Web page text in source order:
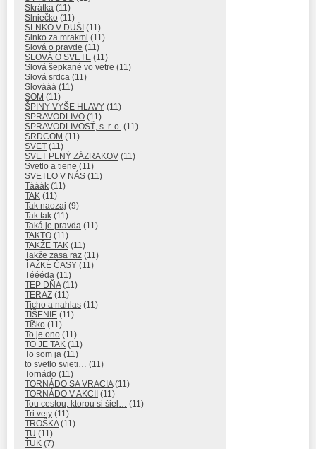
Skrátka (11)
Slniečko (11)
SLNKO V DUŠI (11)
Slnko za mrakmi (11)
Slová o pravde (11)
SLOVÁ O SVETE (11)
Slová šepkané vo vetre (11)
Slová srdca (11)
Slovááá (11)
SOM (11)
ŠPINY VYŠE HLAVY (11)
SPRAVODLIVO (11)
SPRAVODLIVOSŤ, s. r. o. (11)
SRDCOM (11)
SVET (11)
SVET PLNÝ ZÁZRAKOV (11)
Svetlo a tiene (11)
SVETLO V NÁS (11)
Tááák (11)
TAK (11)
Tak naozaj (9)
Tak tak (11)
Taká je pravda (11)
TAKTO (11)
TAKŽE TAK (11)
Takže zasa raz (11)
ŤAŽKÉ ČASY (11)
Téééda (11)
TEP DŇA(11)
TERAZ (11)
Ticho a nahlas (11)
TÍŠENIE (11)
Tíško (11)
To je ono (11)
TO JE TAK (11)
To som ja (11)
to svetlo svieti…
(11)
Tornádo (11)
TORNÁDO SA VRACIA(11)
TORNÁDO V AKCII (11)
Tou cestou, ktorou si šiel…
(11)
Tri vety (11)
TROŠKA(11)
TU (11)
ŤUK (7)